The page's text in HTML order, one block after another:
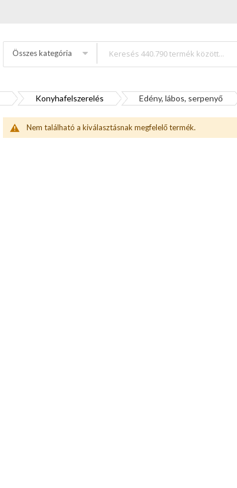
Összes kategória
Konyhafelszerelés Edény, lábos, serpenyő
Nem található a kiválasztásnak megfelelő termék.